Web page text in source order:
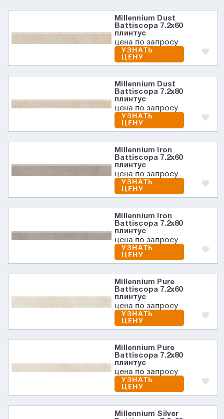
Millennium Dust
Battiscopa 7.2х60
плинтус
цена по запросу
УЗНАТЬ
ЦЕНУ
Millennium Dust
Battiscopa 7.2х80
плинтус
цена по запросу
УЗНАТЬ
ЦЕНУ
Millennium Iron
Battiscopa 7.2х60
плинтус
цена по запросу
УЗНАТЬ
ЦЕНУ
Millennium Iron
Battiscopa 7.2х80
плинтус
цена по запросу
УЗНАТЬ
ЦЕНУ
Millennium Pure
Battiscopa 7.2х60
плинтус
цена по запросу
УЗНАТЬ
ЦЕНУ
Millennium Pure
Battiscopa 7.2х80
плинтус
цена по запросу
УЗНАТЬ
ЦЕНУ
Millennium Silver